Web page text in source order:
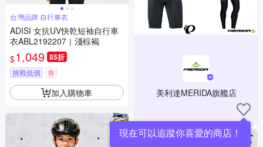
台灣品牌 自行車衣
ADISI 女抗UV快乾短袖自行車
衣ABL2192207｜淺棕褐
$1,049 85折
挑戰低價 券
加入購物車 美利達MERIDA旗艦店
現在可以追蹤你喜愛的商店！